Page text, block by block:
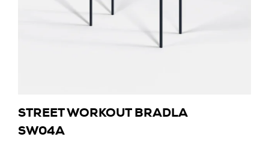
STREET WORKOUT BRADLA
SW04A